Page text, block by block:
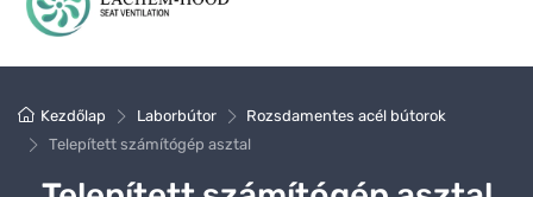
Kezdőlap Laborbútor
Rozsdamentes acél bútorok
Telepített számítógép asztal